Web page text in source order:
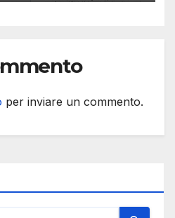
per inviare un commento.